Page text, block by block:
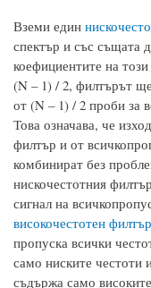
Вземи един
спектър и със същата
коефициентите на
(N – 1) / 2, филтърът
от (N – 1) / 2 проби за
Това означава, че
филтър и от
комбинират без
нискочестотния
сигнал на
високочестотен филтър
пропуска всички
само ниските честоти
съдържа само